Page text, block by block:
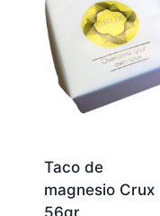
Taco de
magnesio Crux